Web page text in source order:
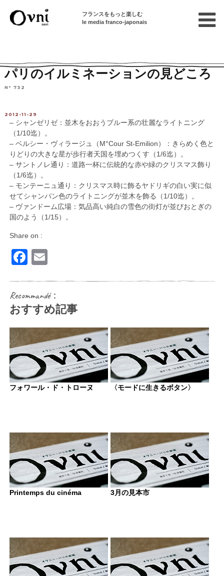
フランスをもっと楽しむ
le media franco-japonais
パリのイルミネーションの見どころ
N° 732
2012-11-29
– シャンゼリゼ：並木をおおうブルー系の壮麗なライトニング
（1/10迄）。
– ベルシー・ヴィラージュ（M°Cour St-Emilion）：きらめく色と
りどりの大きな星が歩行者天国を埋めつくす（1/6迄）。
– サントノレ通り：道路一杯に伝統的な赤や緑のクリスマス飾り
（1/6迄）。
– モンテーニュ通り：クリスマス時に飾るヤドリギの白い実に似
せてシャンパン色のライトニングが並木を飾る（1/10迄）。
– ヴァンドーム広場：気品高い純白の雪色の街灯が並びおとぎの
国のよう（1/15）。
Share on :
Facebook
Recommandé：
おすすめ記事
フォワール・ド・トローヌ 〈モードに生きるボタン〉
Printemps du cinéma 3月の見本市